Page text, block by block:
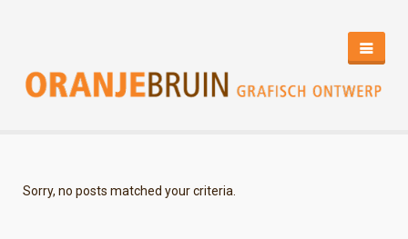
Sorry, no posts matched your criteria.